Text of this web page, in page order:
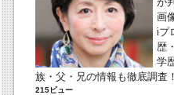
画
iプ
歴
学
族・父・兄の情報も徹底調査！
215ビュー